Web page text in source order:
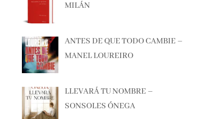
MILÁN
ANTES DE QUE TODO CAMBIE –
MANEL LOUREIRO
LLEVARÁ TU NOMBRE –
SONSOLES ÓNEGA